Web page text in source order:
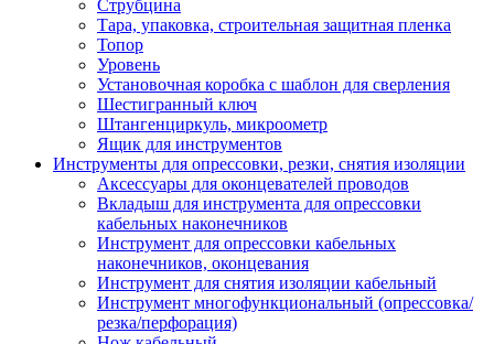
Струбцина
Тара, упаковка, строительная защитная пленка
Топор
Уровень
Установочная коробка с шаблон для сверления
Шестигранный ключ
Штангенциркуль, микроометр
Ящик для инструментов
Инструменты для опрессовки, резки, снятия изоляции
Аксессуары для оконцевателей проводов
Вкладыш для инструмента для опрессовки
кабельных наконечников
Инструмент для опрессовки кабельных
наконечников, оконцевания
Инструмент для снятия изоляции кабельный
Инструмент многофункциональный (опрессовка/
резка/перфорация)